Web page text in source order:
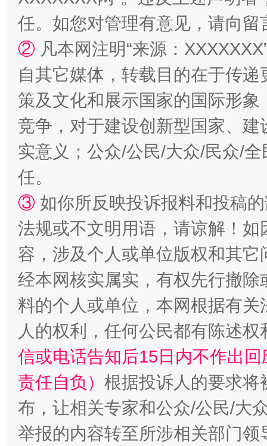
扯下公款旅游的“隐身衣” 如何以
“蜀中异人”王建安的艺术幻境
任。如您对管理有意见，请向
② 凡本网注明“来源：
自其它媒体，转载目的在于传
策及文化和展示国家的国际形
竞争，对于建设创新型国家、
实意义；公众/公民/大众/民众/
任。
③ 如你所反映投诉报料和投稿
法规或不文明用语，请谅解！
容，涉及个人或单位版权和其它
经本网核实属实，有权先行撤
料的个人或单位，本网根据有
人的权利，任何公民都有陈述
信或电话告知后15日内不作出
责任自负） 根据投诉人的要求将
布，让相关专家和公众/公民/大
举报的内容转至所涉相关部门